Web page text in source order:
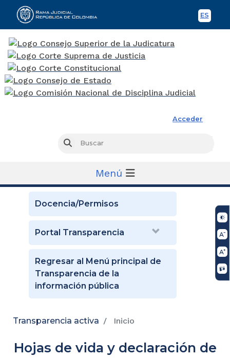
ES
Acceder
Buscar
Menú
Docencia/Permisos
Portal Transparencia
Regresar al Menú principal de
Transparencia de la
información pública
Transparencia activa Inicio
Hojas de vida y declaración de